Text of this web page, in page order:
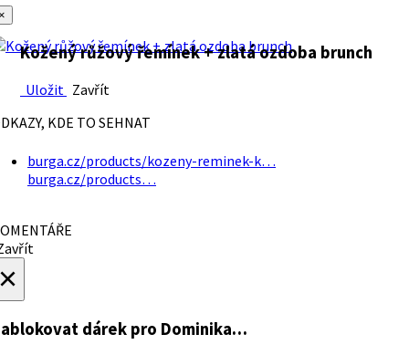
Kožený růžový řemínek + zlatá ozdoba brunch
Uložit Zavřít
KDE TO SEHNAT
burga.cz/products/kozeny-reminek-k…
burga.cz/products…
dárek pro Dominika…